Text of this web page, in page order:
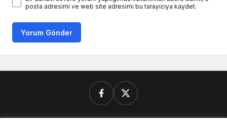
posta adresimi ve web site adresimi bu tarayıcıya kaydet.
Yorum Gönder